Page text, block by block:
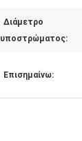
Διάμετρο
υποστρώματος:
Επισημαίνω: